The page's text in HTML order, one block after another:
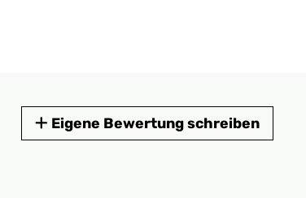
Eigene Bewertung schreiben